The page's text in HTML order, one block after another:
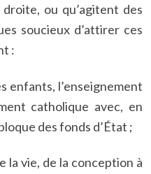
ou qu’agitent des
soucieux d’attirer ces
:
enfants, l’enseignement
catholique avec, en
des fonds d’État ;
la vie, de la conception à